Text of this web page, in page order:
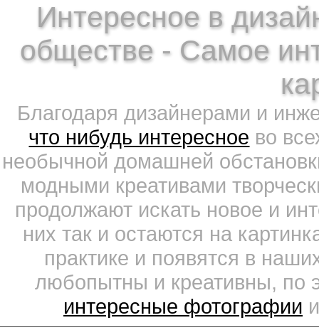
Интересное в
обществе - Самое
Благодаря дизайнерами и
что нибудь интересное во
необычной домашней
модными креативами
продолжают искать новое и
них так и остаются на
практике и появятся в
любопытны и креативны, по
интересные фотографии